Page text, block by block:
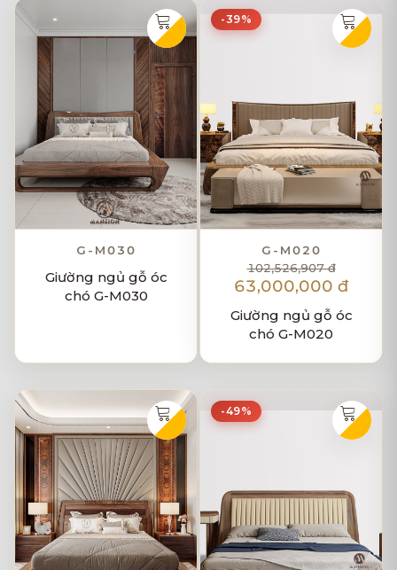
G-M030
Giường ngủ gỗ óc
chó G-M030
-39%
G-M020
102,526,907 đ
63,000,000 đ
Giường ngủ gỗ óc
chó G-M020
-49%